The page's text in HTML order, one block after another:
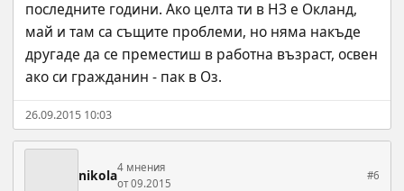
последните години. Ако целта ти в НЗ е Окланд,
май и там са същите проблеми, но няма накъде
другаде да се преместиш в работна възраст, освен
ако си гражданин - пак в Оз.
26.09.2015 10:03
nikola4 мнения
от 09.2015
#6